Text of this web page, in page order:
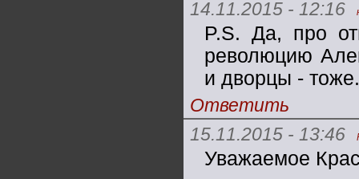
14.11.2015 - 12:16
P.S. Да, про
революцию
и дворцы - тоже.
Ответить
15.11.2015 - 13:46
Уважаемое